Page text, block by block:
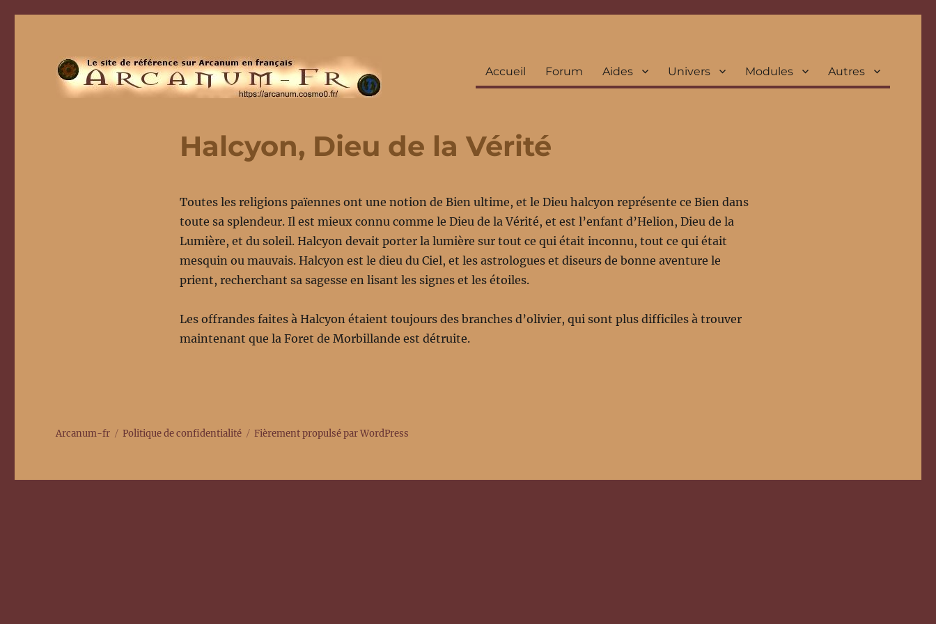
Accueil Forum Aides Univers Modules Autres
Halcyon, Dieu de la Vérité
Toutes les religions païennes ont une notion de Bien ultime, et le Dieu halcyon représente ce Bien dans
toute sa splendeur. Il est mieux connu comme le Dieu de la Vérité, et est l’enfant d’Helion, Dieu de la
Lumière, et du soleil. Halcyon devait porter la lumière sur tout ce qui était inconnu, tout ce qui était
mesquin ou mauvais. Halcyon est le dieu du Ciel, et les astrologues et diseurs de bonne aventure le
prient, recherchant sa sagesse en lisant les signes et les étoiles.
Les offrandes faites à Halcyon étaient toujours des branches d’olivier, qui sont plus difficiles à trouver
maintenant que la Foret de Morbillande est détruite.
Arcanum-fr Politique de confidentialité Fièrement propulsé par WordPress